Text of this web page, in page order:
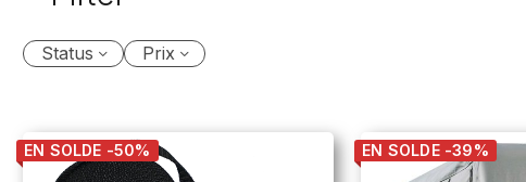
Status Prix
EN SOLDE -50% EN SOLDE -39%